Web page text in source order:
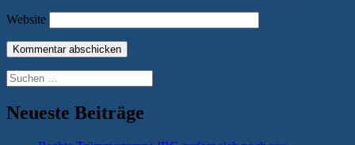
Website
Suchen
nach:
Neueste Beiträge